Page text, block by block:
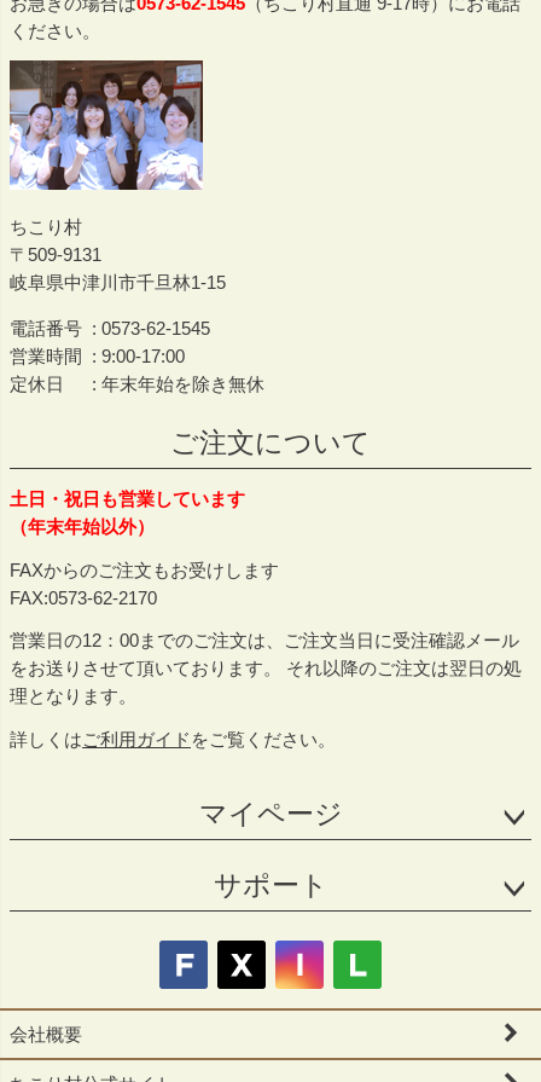
ください。
ちこり村
509-9131
岐阜県中津川市千旦林1-15
電話番号
0573-62-1545
営業時間
9:00-17:00
定休日
年末年始を除き無休
ご注文について
土日・祝日も営業しています
（年末年始以外）
FAXからのご注文もお受けします
FAX:0573-62-2170
営業日の12：00までのご注文は、ご注文当日に受注確認メール
をお送りさせて頂いております。 それ以降のご注文は翌日の処
理となります。
詳しくはご利用ガイド をご覧ください。
マイページ
サポート
会社概要